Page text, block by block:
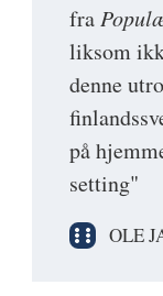
fra
liksom
denne
på
setting"
OLE